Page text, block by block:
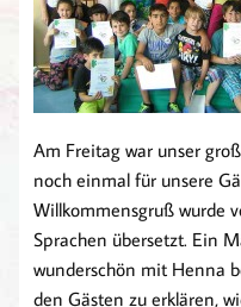
Am Freitag war unser
noch einmal für unsere
Willkommensgruß wurde
Sprachen übersetzt. Ein
wunderschön mit Henna
den Gästen zu erklären,